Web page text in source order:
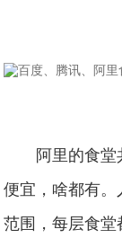
阿里的食堂共
便宜，啥都有
范围，每层食堂